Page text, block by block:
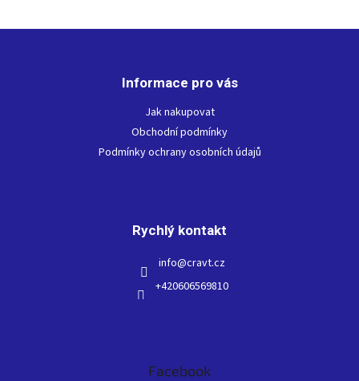
Informace pro vás
Jak nakupovat
Obchodní podmínky
Podmínky ochrany osobních údajů
Rychlý kontakt
info@cravt.cz
+420606569810
Facebook